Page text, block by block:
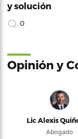
y solución
0
Opinión y
Lic Alexis
Abogado